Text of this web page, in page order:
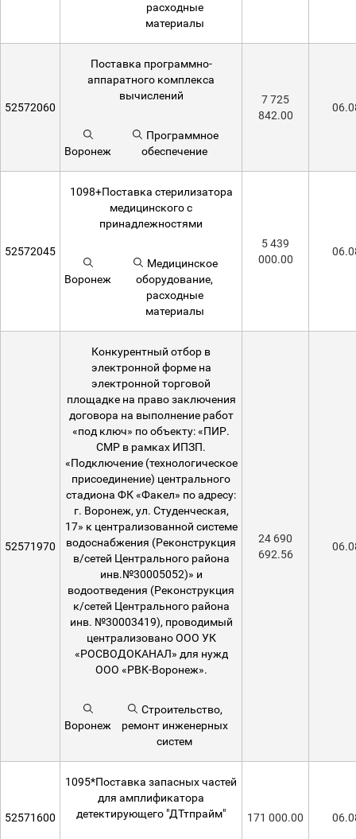
расходные
материалы
52572060
Поставка программно-
аппаратного комплекса
вычислений
Воронеж
Программное
обеспечение
7 725
842.00
52572045
1098+Поставка стерилизатора
медицинского с
принадлежностями
Воронеж
Медицинское
оборудование,
расходные
материалы
5 439
000.00
52571970
Конкурентный отбор в
электронной форме на
электронной торговой
площадке на право заключения
договора на выполнение работ
«под ключ» по объекту: «ПИР.
СМР в рамках ИПЗП.
«Подключение (технологическое
присоединение) центрального
стадиона ФК «Факел» по адресу:
г. Воронеж, ул. Студенческая,
17» к централизованной системе
водоснабжения (Реконструкция
в/сетей Центрального района
инв.№30005052)» и
водоотведения (Реконструкция
к/сетей Центрального района
инв. №30003419), проводимый
централизовано ООО УК
«РОСВОДОКАНАЛ» для нужд
ООО «РВК-Воронеж».
Воронеж
Строительство,
ремонт инженерных
систем
24 690
692.56
52571600
1095*Поставка запасных частей
для амплификатора
детектирующего "ДТтпрайм"
171 000.00